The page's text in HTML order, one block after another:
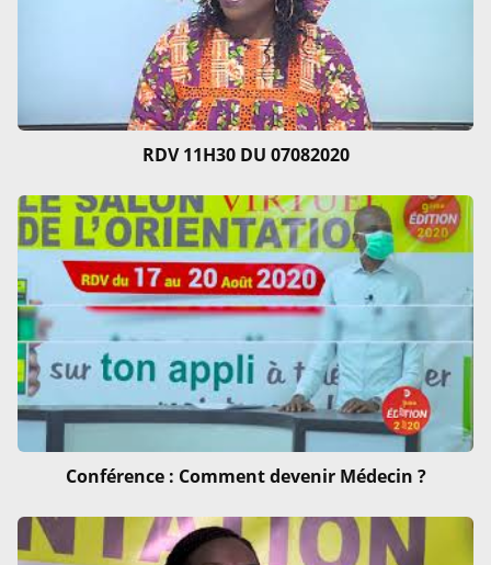
RDV 11H30 DU 07082020
Conférence : Comment devenir Médecin ?